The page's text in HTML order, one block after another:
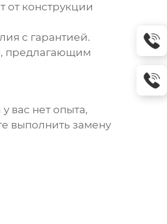
конструкции
с гарантией.
, предлагающим
вас нет опыта,
выполнить замену